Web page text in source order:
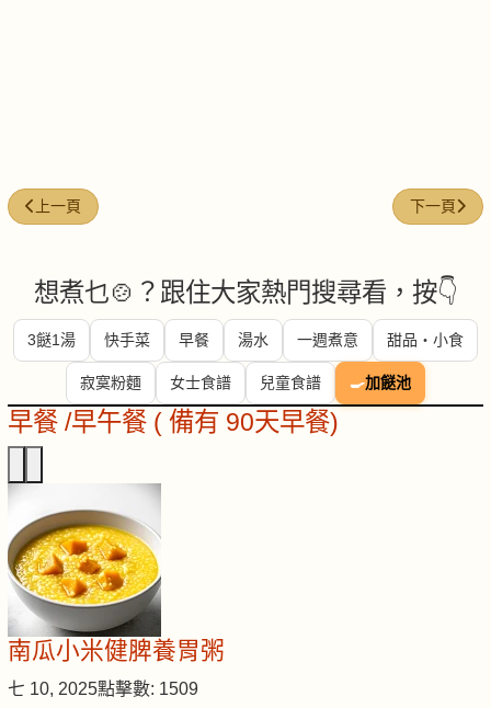
上一篇文章: 茄子炆倉魚
上一頁 下一篇文章
下一頁
想煮乜🍲？跟住大家熱門搜尋看，按👇
3餸1湯 快手菜 早餐 湯水 一週煮意 甜品・小食
寂寞粉麵 女士食譜 兒童食譜 🍳加餸池
早餐 /早午餐 ( 備有 90天早餐)
南瓜小米健脾養胃粥
七 10, 2025點擊數: 1509